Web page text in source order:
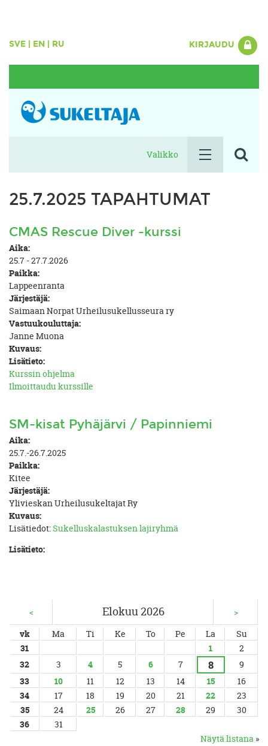
SVE EN RU KIRJAUDU
Valikko
25.7.2025 TAPAHTUMAT
CMAS Rescue Diver -kurssi
Aika:
25.7 - 27.7.2026
Paikka:
Lappeenranta
Järjestäjä:
Saimaan Norpat Urheilusukellusseura ry
Vastuukouluttaja:
Janne Muona
Kuvaus:
Lisätieto:
Kurssin ohjelma
Ilmoittaudu kurssille
SM-kisat Pyhäjärvi / Papinniemi
Aika:
25.7.-26.7.2025
Paikka:
Kitee
Järjestäjä:
Ylivieskan Urheilusukeltajat Ry
Kuvaus:
Lisätiedot:Sukelluskalastuksen lajiryhmä
Lisätieto:
< Elokuu 2026
>
vk
Ma Ti Ke To Pe La
Su
31
1
2
32
3 4 5 6 7 8
9
33
10 11 12 13 14 15
16
34
17 18 19 20 21 22
23
35
24 25 26 27 28 29
30
36
31
Näytä listana »